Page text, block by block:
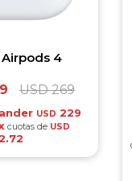
4
USD 269
USD 229
cuotas de USD